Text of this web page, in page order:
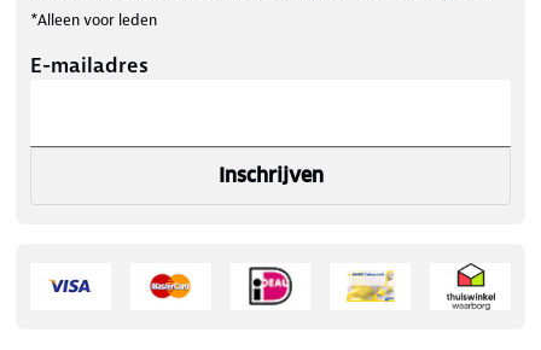
*Alleen voor leden
E-mailadres
Inschrijven